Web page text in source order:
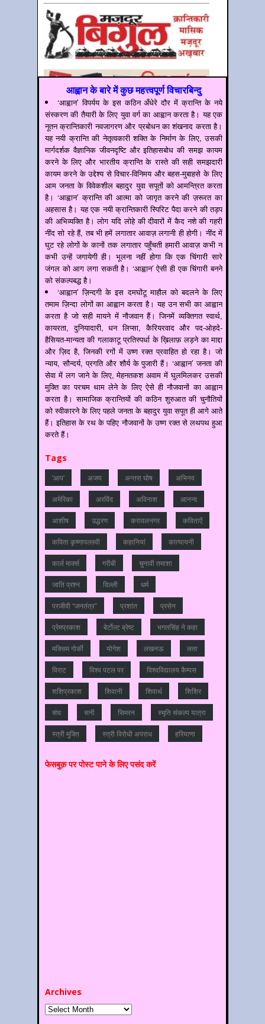
आह्वान के बारे में कुछ महत्त्वपूर्ण विचारबिन्दु
‘आह्वान’ विपर्यय के इस कठिन अँधेरे दौर में क्रान्ति के नये
संस्करण की तैयारी के लिए युवा वर्ग का आह्वान करता है। यह एक
नूतन क्रान्तिकारी नवजागरण और प्रबोधन का शंखनाद करता है।
यह नयी क्रान्ति की नेतृत्वकारी शक्ति के निर्माण के लिए, उसकी
मार्गदर्शक वैज्ञानिक जीवनदृष्टि और इतिहासबोध की समझ कायम
करने के लिए और भारतीय क्रान्ति के रास्ते की सही समझदारी
कायम करने के उद्देश्य से विचार-विनिमय और बहस-मुबाहसे के लिए
आम जनता के विवेकशील बहादुर युवा सपूतों को आमन्त्रित करता
है। ‘आह्वान’ क्रान्ति की आत्मा को जागृत करने की ज़रूरत का
अहसास है। यह एक नयी क्रान्तिकारी स्पिरिट पैदा करने की तड़प
की अभिव्यक्ति है। लोग यदि लोहे की दीवारों में कैद नशे की गहरी
नींद सो रहे हैं, तब भी हमें लगातार आवाज़ लगानी ही होगी। नींद में
घुट रहे लोगों के कानों तक लगातार पहुँचती हमारी आवाज़ कभी न
कभी उन्हें जगायेगी ही। भूलना नहीं होगा कि एक चिंगारी सारे
जंगल को आग लगा सकती है। ‘आह्वान’ ऐसी ही एक चिंगारी बनने
को संकल्पबद्ध है।
‘आह्वान’ ज़िन्दगी के इस दमघोंटू माहौल को बदलने के लिए
तमाम ज़िन्दा लोगों का आह्वान करता है। यह उन सभी का आह्वान
करता है जो सही मायने में नौजवान हैं। जिनमें व्यक्तिगत स्वार्थ,
कायरता, दुनियादारी, धन लिप्सा, कैरियरवाद और पद-ओहदे-
हैसियत-मान्यता की गलाकाटू प्रतिस्पर्धा के ख़िलाफ़ लड़ने का माद्दा
और ज़िद है, जिनकी रगों में उष्ण रक्त प्रवाहित हो रहा है। जो
न्याय, सौन्दर्य, प्रगति और शौर्य के पुजारी हैं। ‘आह्वान’ जनता की
सेवा में लग जाने के लिए, मेहनतकश अवाम में घुलमिलकर उसकी
मुक्ति का परचम थाम लेने के लिए ऐसे ही नौजवानों का आह्वान
करता है। सामाजिक क्रान्तियों की कठिन शुरुआत की चुनौतियों
को स्वीकारने के लिए पहले जनता के बहादुर युवा सपूत ही आगे आते
हैं। इतिहास के रथ के पहिए नौजवानों के उष्ण रक्त से लथपथ हुआ
करते हैं।
Tags
'आप' अजय अन्‍तरा घोष अभिनव
अमेरिका अरविंद अविनाश आनन्‍द
आशीष उद्धरण करावलनगर कविताऐं
कविता कृष्णापल्लवी कहानियां कात्‍यायनी
कार्ल मार्क्स गरीबी चुनावी तमाशा
जाति प्रश्‍न दिल्‍ली धर्म
परजीवी “जनतंत्र” प्रशांत प्रसेन
प्रेमप्रकाश बेर्टोल्ट ब्रेष्ट भगतसिंह ने कहा
मक्सिम गोर्की योगेश लखनऊ लता
विराट विश्‍व पटल पर विश्‍वविद्यालय कैम्‍पस
शशिप्रकाश शिवानी शिवार्थ शिशिर
संघ सनी सिमरन स्मृति संकल्प यात्रा
स्‍त्री मुक्ति स्‍त्री विरोधी अपराध हरियाणा
फेसबुक़ पर पोस्‍ट पाने के लिए पसंद करें
Archives
Archives